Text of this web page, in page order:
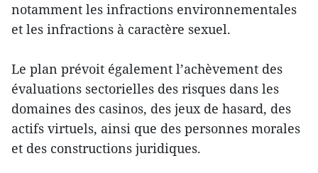
notamment les infractions environnementales
et les infractions à caractère sexuel.
Le plan prévoit également l’achèvement des
évaluations sectorielles des risques dans les
domaines des casinos, des jeux de hasard, des
actifs virtuels, ainsi que des personnes morales
et des constructions juridiques.